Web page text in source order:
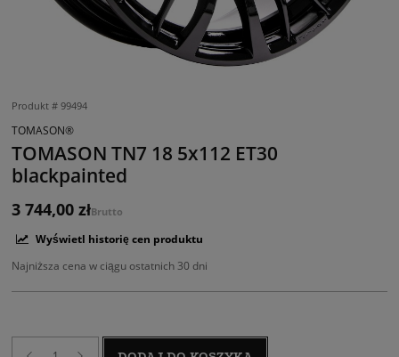
Produkt #99494
TOMASON®
TOMASON TN7 18 5x112 ET30
blackpainted
3 744,00 złBrutto
Wyświetl historię cen produktu
Najniższa cena w ciągu ostatnich 30 dni